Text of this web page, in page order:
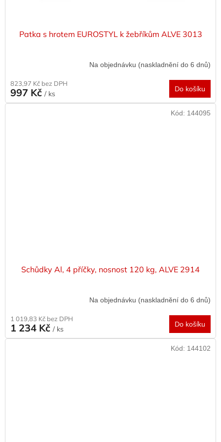
Patka s hrotem EUROSTYL k žebříkům ALVE 3013
Na objednávku (naskladnění do 6 dnů)
823,97 Kč bez DPH
997 Kč / ks
Do košíku
Schůdky Al, 4 příčky, nosnost 120 kg, ALVE 2914
Na objednávku (naskladnění do 6 dnů)
1 019,83 Kč bez DPH
1 234 Kč / ks
Do košíku
Kód: 144095
Kód: 144102